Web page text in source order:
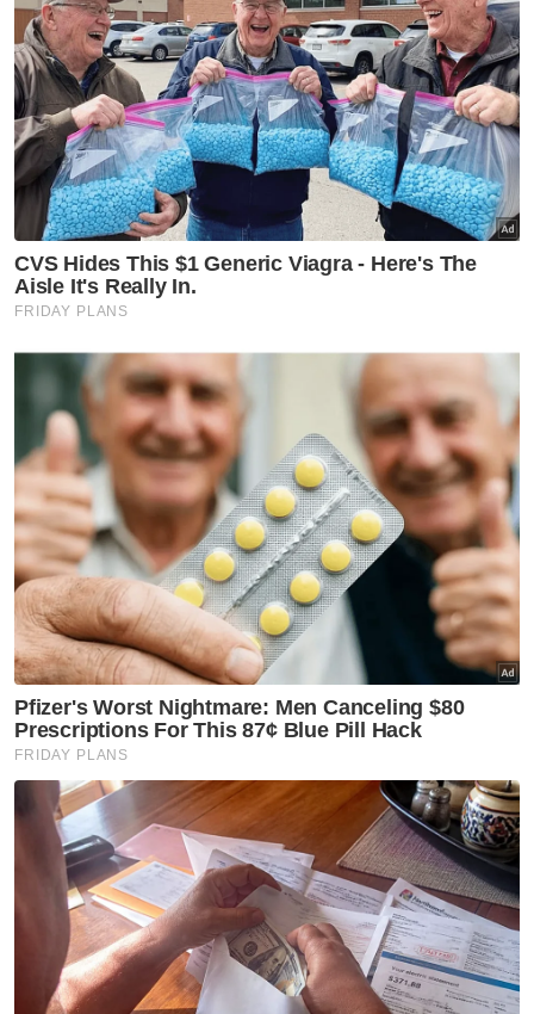
Keputusan tersebut selaras dengan
peruntukan di bawah Akta Kanak-Kanak 2001
[Akta 611].
Pada 13 Jun lalu, Zaim Ikhwan dan isteri,
Ismanira yang kedua-duanya berusia 29
tahun mengaku tidak bersalah di Mahkamah
Sesyen Petaling Jaya atas pertuduhan
mengabaikan Zayn Rayyan dengan cara yang
mungkin akan menyebabkannya mengalami
kecederaan fizikal.
Kejadian membabitkan kanak-kanak autistik
berusia enam tahun itu didakwa berlaku di
Apartment Idaman, Damansara Damai, pada
5 Disember tahun lalu.
Artikel Berkaitan:
Adik Zayn Rayyan masih dalam jagaan JKM
JKM kenal pasti orang yang layak jadi penjaga adik
Zayn Rayyan
[VIDEO] Polis minta SKMM turunkan kandungan
tangkap layar siasatan kes Zayn Rayyan